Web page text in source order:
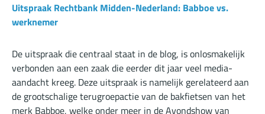
Uitspraak Rechtbank Midden-Nederland: Babboe vs.
werknemer
De uitspraak die centraal staat in de blog, is onlosmakelijk
verbonden aan een zaak die eerder dit jaar veel media-
aandacht kreeg. Deze uitspraak is namelijk gerelateerd aan
de grootschalige terugroepactie van de bakfietsen van het
merk Babboe, welke onder meer in de Avondshow van